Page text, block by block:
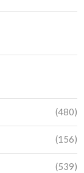
(480)
(156)
(539)